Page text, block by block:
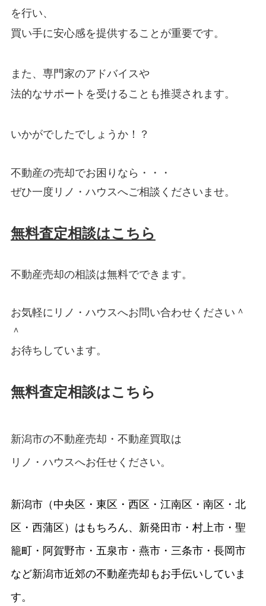
を行い、
買い手に安心感を提供することが重要です。
また、専門家のアドバイスや
法的なサポートを受けることも推奨されます。
いかがでしたでしょうか！？
不動産の売却でお困りなら・・・
ぜひ一度 リノ・ハウスへご相談くださいませ。
無料査定相談はこちら
不動産売却の相談は無料でできます。
お気軽に リノ・ハウスへお問い合わせください＾
＾
お待ちしています。
無料査定相談はこちら
新潟市の不動産売却・不動産買取は
リノ・ハウスへお任せください。
新潟市（中央区・東区・西区・江南区・南区・北
区・西蒲区）はもちろん、新発田市・村上市・聖
籠町・阿賀野市・五泉市・燕市・三条市・長岡市
など新潟市近郊の不動産売却もお手伝いしていま
す。